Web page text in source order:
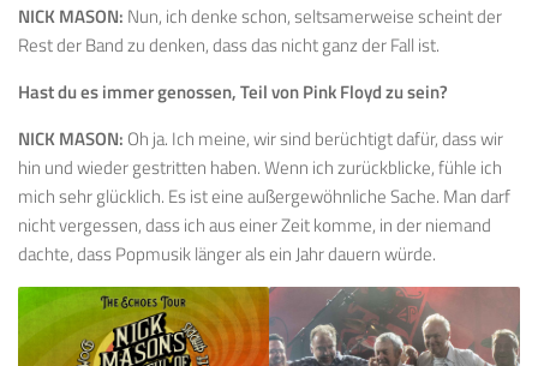
NICK MASON: Nun, ich denke schon, seltsamerweise scheint der
Rest der Band zu denken, dass das nicht ganz der Fall ist.
Hast du es immer genossen, Teil von Pink Floyd zu sein?
NICK MASON: Oh ja. Ich meine, wir sind berüchtigt dafür, dass wir
hin und wieder gestritten haben. Wenn ich zurückblicke, fühle ich
mich sehr glücklich. Es ist eine außergewöhnliche Sache. Man darf
nicht vergessen, dass ich aus einer Zeit komme, in der niemand
dachte, dass Popmusik länger als ein Jahr dauern würde.